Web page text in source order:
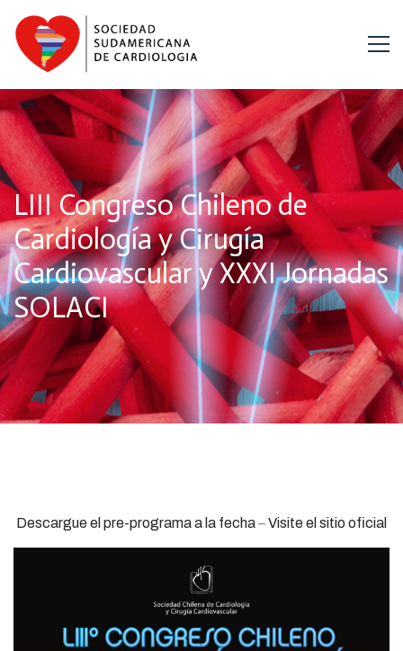
LIII Congreso Chileno de
Cardiología y Cirugía
Cardiovascular y XXXI Jornadas
SOLACI
Descargue el pre-programa a la fecha–Visite el sitio oficial